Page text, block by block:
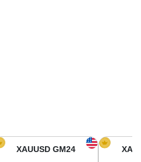
del sur
XAUUSD GM24